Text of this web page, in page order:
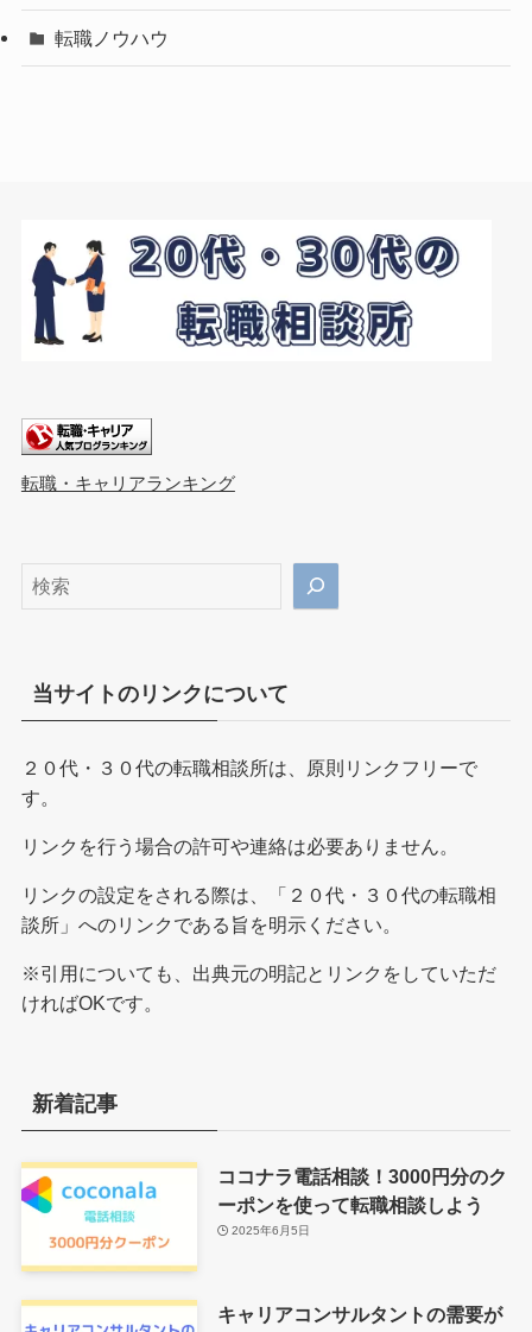
転職ノウハウ
転職・キャリアランキング
検
索
当サイトのリンクについて
２０代・３０代の転職相談所は、原則リンクフリーで
す。
リンクを行う場合の許可や連絡は必要ありません。
リンクの設定をされる際は、「２０代・３０代の転職相
談所」へのリンクである旨を明示ください。
※引用についても、出典元の明記とリンクをしていただ
ければOKです。
新着記事
ココナラ電話相談！3000円分のク
ーポンを使って転職相談しよう
2025年6月5日
キャリアコンサルタントの需要が